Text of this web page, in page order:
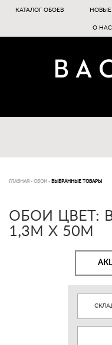
КАТАЛОГ ОБОЕВ
О НАС
ГЛАВНАЯ - ОБОИ - ВЫБРАННЫЕ ТОВАРЫ
ОБОИ ЦВЕТ:
1,3М Х 50М